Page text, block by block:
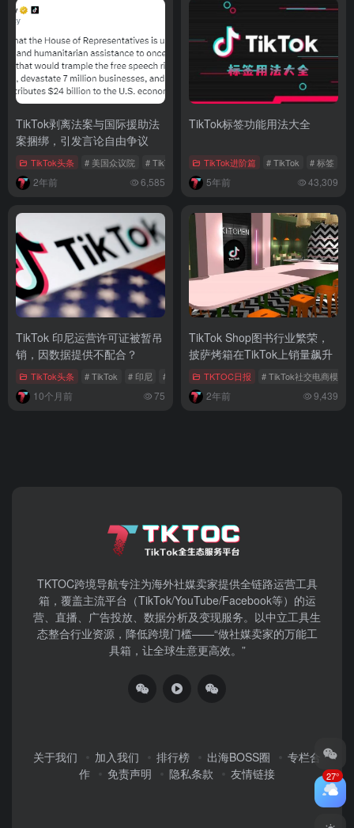
TikTok剥离法案与国际援助法
案捆绑，引发言论自由争议
TikTok头条 # 美国众议院 # TikTok剥离法案 # TikTok言论自由
2年前 6,585
TikTok标签功能用法大全
TikTok进阶篇 # TikTok # 标签
5年前 43,309
TikTok 印尼运营许可证被暂吊
销，因数据提供不配合？
TikTok头条 # TikTok # 印尼 # 运营许可证
10个月前 75
TikTok Shop图书行业繁荣，
披萨烤箱在TikTok上销量飙升
TKTOC日报 # TikTok社交电商模式
2年前 9,439
TKTOC跨境导航​专注为海外社媒卖家提供全链路运营工具
箱，覆盖主流平台（TikTok/YouTube/Facebook等）​的运
营、直播、广告投放、数据分析及变现服务。以中立工具生
态整合行业资源，降低跨境门槛——“做社媒卖家的万能工
具箱，让全球生意更高效。”
关于我们 加入我们 排行榜 出海BOSS圈
专栏合
作
免责声明 隐私条款 友情链接 27°